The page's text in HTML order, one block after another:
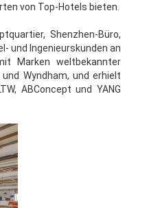
von Top-Hotels bieten.
Shenzhen-Büro,
und Ingenieurskunden an
Marken weltbekannter
Wyndham, und erhielt
ABConcept und YANG